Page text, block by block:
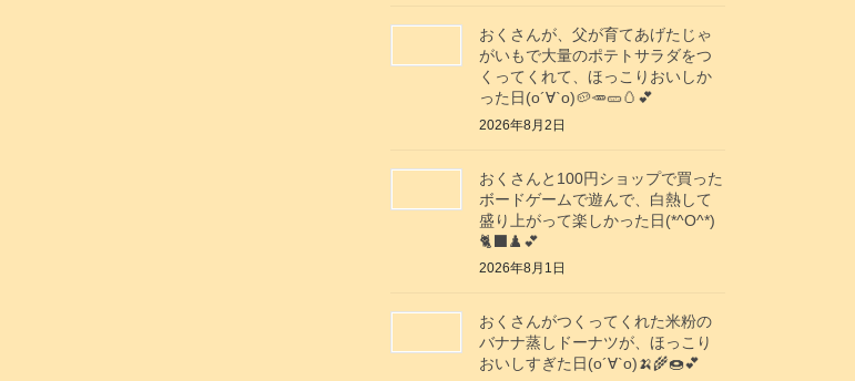
おくさんが、父が育てあげたじゃ
がいもで大量のポテトサラダをつ
くってくれて、ほっこりおいしか
った日(о´∀`о)🥔🥕🥒🥚💕
2026年8月2日
おくさんと100円ショップで買った
ボードゲームで遊んで、白熱して
盛り上がって楽しかった日(*^O^*)
🐈‍⬛♟️💕
2026年8月1日
おくさんがつくってくれた米粉の
バナナ蒸しドーナツが、ほっこり
おいしすぎた日(о´∀`о)🍌🌾🍩💕